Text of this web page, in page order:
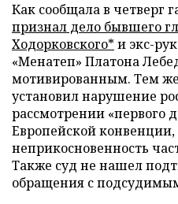
Как сообщала в четверг
признал дело бывшего
Ходорковского* и экс-
«Менатеп» Платона
мотивированным. Тем
установил нарушение
рассмотрении «первого
Европейской
неприкосновенность
Также суд не нашел
обращения с